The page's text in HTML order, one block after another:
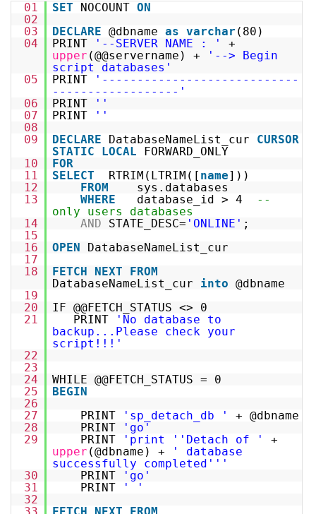
01
SET NOCOUNT ON
02
03
DECLARE @dbname as varchar (80)
04
PRINT '--SERVER NAME : '
+
upper (@@servername) +
'--> Begin
script databases'
05
PRINT
'----------------------------
------------------'
06
PRINT
''
07
PRINT
''
08
09
DECLARE DatabaseNameList_cur CURSOR
STATIC
LOCAL
FORWARD_ONLY
10
FOR
11
SELECT RTRIM(LTRIM([ name]))
12
FROM
sys.databases
13
WHERE database_id > 4
--
only users databases
14
AND STATE_DESC= 'ONLINE' ;
15
16
OPEN
DatabaseNameList_cur
17
18
FETCH NEXT
FROM
DatabaseNameList_cur into @dbname
19
20
IF @@FETCH_STATUS <> 0
21
PRINT
'No database to
backup...Please check your
script!!!'
22
23
24
WHILE @@FETCH_STATUS = 0
25
BEGIN
26
27
PRINT 'sp_detach_db '
+ @dbname
28
PRINT
'go'
29
PRINT 'print ' 'Detach of '
+
upper (@dbname) +
' database
successfully completed' ''
30
PRINT
'go'
31
PRINT
' '
32